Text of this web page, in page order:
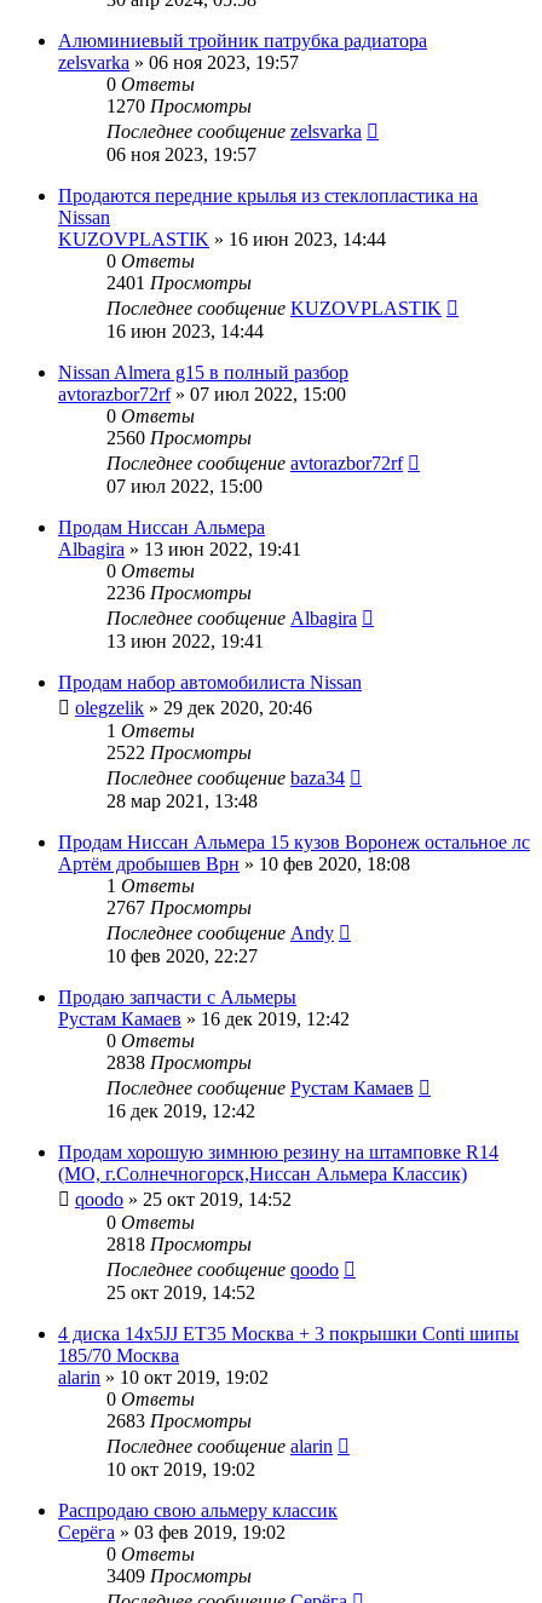
Алюминиевый тройник патрубка радиатора
zelsvarka » 06 ноя 2023, 19:57
0 Ответы
1270 Просмотры
Последнее сообщение zelsvarka
06 ноя 2023, 19:57
Продаются передние крылья из стеклопластика на
Nissan
KUZOVPLASTIK » 16 июн 2023, 14:44
0 Ответы
2401 Просмотры
Последнее сообщение KUZOVPLASTIK
16 июн 2023, 14:44
Nissan Almera g15 в полный разбор
avtorazbor72rf» 07 июл 2022, 15:00
0 Ответы
2560 Просмотры
Последнее сообщение avtorazbor72rf
07 июл 2022, 15:00
Продам Ниссан Альмера
Albagira » 13 июн 2022, 19:41
0 Ответы
2236 Просмотры
Последнее сообщение Albagira
13 июн 2022, 19:41
Продам набор автомобилиста Nissan
olegzelik » 29 дек 2020, 20:46
1 Ответы
2522 Просмотры
Последнее сообщение baza34
28 мар 2021, 13:48
Продам Ниссан Альмера 15 кузов Воронеж остальное лс
Артём дробышев Врн » 10 фев 2020, 18:08
1 Ответы
2767 Просмотры
Последнее сообщение Andy
10 фев 2020, 22:27
Продаю запчасти с Альмеры
Рустам Камаев » 16 дек 2019, 12:42
0 Ответы
2838 Просмотры
Последнее сообщение Рустам Камаев
16 дек 2019, 12:42
Продам хорошую зимнюю резину на штамповке R14
(МО, г.Солнечногорск,Ниссан Альмера Классик)
qoodo » 25 окт 2019, 14:52
0 Ответы
2818 Просмотры
Последнее сообщение qoodo
25 окт 2019, 14:52
4 диска 14x5JJ ET35 Москва + 3 покрышки Conti шипы
185/70 Москва
alarin » 10 окт 2019, 19:02
0 Ответы
2683 Просмотры
Последнее сообщение alarin
10 окт 2019, 19:02
Распродаю свою альмеру классик
Серёга » 03 фев 2019, 19:02
0 Ответы
3409 Просмотры